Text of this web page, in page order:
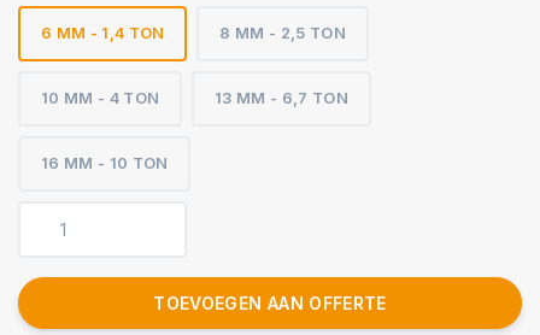
6 MM - 1,4 TON 8 MM - 2,5 TON
10 MM - 4 TON 13 MM - 6,7 TON
16 MM - 10 TON
TOEVOEGEN AAN OFFERTE